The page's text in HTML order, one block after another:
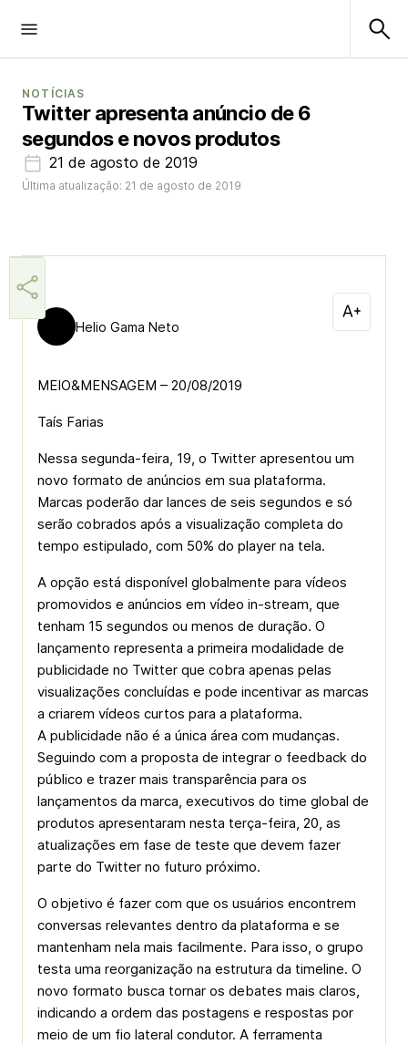
NOTÍCIAS
Twitter apresenta anúncio de 6
segundos e novos produtos
21 de agosto de 2019
Última atualização: 21 de agosto de 2019
Helio Gama Neto
MEIO&MENSAGEM – 20/08/2019
Taís Farias
Nessa segunda-feira, 19, o Twitter apresentou um
novo formato de anúncios em sua plataforma.
Marcas poderão dar lances de seis segundos e só
serão cobrados após a visualização completa do
tempo estipulado, com 50% do player na tela.
A opção está disponível globalmente para vídeos
promovidos e anúncios em vídeo in-stream, que
tenham 15 segundos ou menos de duração. O
lançamento representa a primeira modalidade de
publicidade no Twitter que cobra apenas pelas
visualizações concluídas e pode incentivar as marcas
a criarem vídeos curtos para a plataforma.
A publicidade não é a única área com mudanças.
Seguindo com a proposta de integrar o feedback do
público e trazer mais transparência para os
lançamentos da marca, executivos do time global de
produtos apresentaram nesta terça-feira, 20, as
atualizações em fase de teste que devem fazer
parte do Twitter no futuro próximo.
O objetivo é fazer com que os usuários encontrem
conversas relevantes dentro da plataforma e se
mantenham nela mais facilmente. Para isso, o grupo
testa uma reorganização na estrutura da timeline. O
novo formato busca tornar os debates mais claros,
indicando a ordem das postagens e respostas por
meio de um fio lateral condutor. A ferramenta